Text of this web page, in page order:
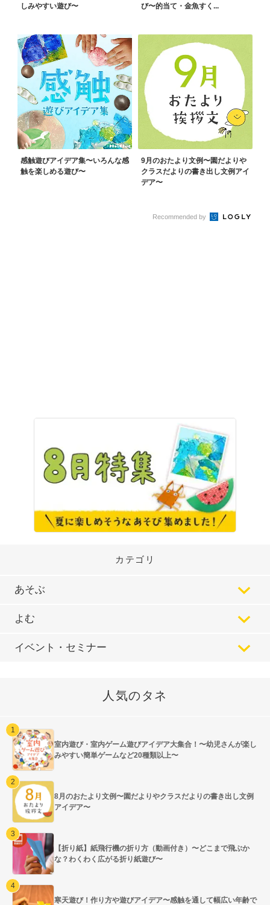
しみやすい遊び〜 び〜的当て・金魚すく...
感触遊びアイデア集〜いろんな感
触を楽しめる遊び〜
9月のおたより文例〜園だよりや
クラスだよりの書き出し文例アイ
デア〜
Recommended by
カテゴリ
あそぶ
よむ
イベント・セミナー
人気のタネ
室内遊び・室内ゲーム遊びアイデア大集合！〜幼児さんが楽し
みやすい簡単ゲームなど20種類以上〜
8月のおたより文例〜園だよりやクラスだよりの書き出し文例
アイデア〜
【折り紙】紙飛行機の折り方（動画付き）〜どこまで飛ぶか
な？わくわく広がる折り紙遊び〜
寒天遊び！作り方や遊びアイデア〜感触を通して幅広い年齢で